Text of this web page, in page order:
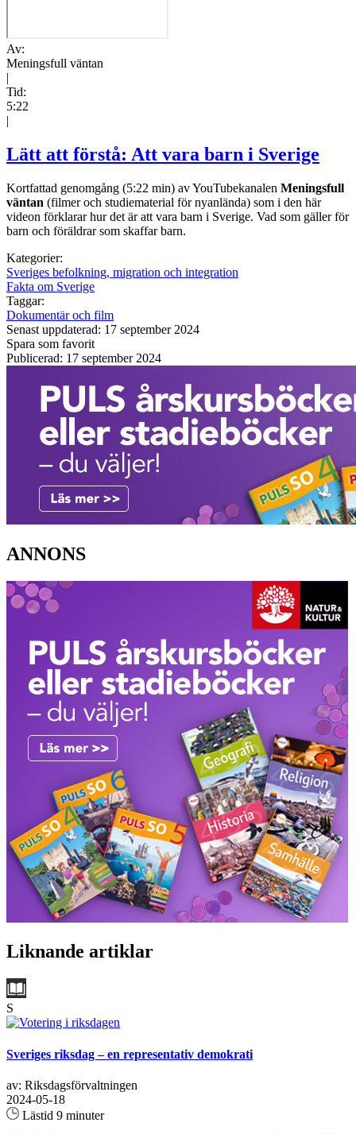
Av:
Meningsfull väntan
|
Tid:
5:22
|
Lätt att förstå: Att vara barn i Sverige
Kortfattad genomgång (5:22 min) av YouTubekanalen Meningsfull
väntan (filmer och studiematerial för nyanlända) som i den här
videon förklarar hur det är att vara barn i Sverige. Vad som gäller för
barn och föräldrar som skaffar barn.
Kategorier:
Sveriges befolkning, migration och integration
Fakta om Sverige
Taggar:
Dokumentär och film
Senast uppdaterad: 17 september 2024
Spara som favorit
Publicerad: 17 september 2024
ANNONS
Liknande artiklar
S
Sveriges riksdag – en representativ demokrati
av: Riksdagsförvaltningen
2024-05-18
Lästid 9 minuter